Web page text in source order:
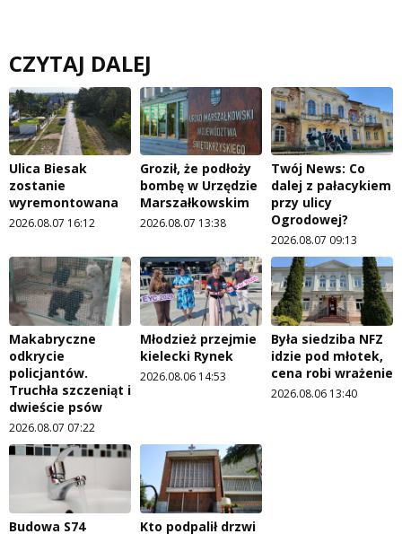
CZYTAJ DALEJ
Ulica Biesak
zostanie
wyremontowana
2026.08.07 16:12
Groził, że podłoży
bombę w Urzędzie
Marszałkowskim
2026.08.07 13:38
Twój News: Co
dalej z pałacykiem
przy ulicy
Ogrodowej?
2026.08.07 09:13
Makabryczne
odkrycie
policjantów.
Truchła szczeniąt i
dwieście psów
2026.08.07 07:22
Młodzież przejmie
kielecki Rynek
2026.08.06 14:53
Była siedziba NFZ
idzie pod młotek,
cena robi wrażenie
2026.08.06 13:40
Budowa S74 Kto podpalił drzwi